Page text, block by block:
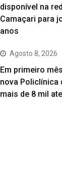
disponível na
Camaçari para
anos
Agosto 8, 2026
Em primeiro
nova Policlínica
mais de 8 mil